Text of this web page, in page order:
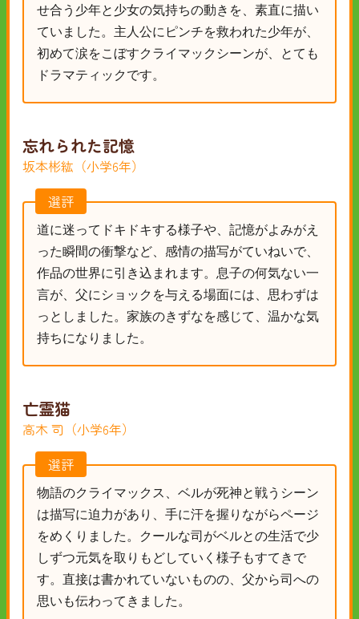
せ合う少年と少女の気持ちの動きを、素直に描い
ていました。主人公にピンチを救われた少年が、
初めて涙をこぼすクライマックシーンが、とても
ドラマティックです。
忘れられた記憶
坂本彬紘（小学6年）
選評
道に迷ってドキドキする様子や、記憶がよみがえ
った瞬間の衝撃など、感情の描写がていねいで、
作品の世界に引き込まれます。息子の何気ない一
言が、父にショックを与える場面には、思わずは
っとしました。家族のきずなを感じて、温かな気
持ちになりました。
亡霊猫
高木 司（小学6年）
選評
物語のクライマックス、ベルが死神と戦うシーン
は描写に迫力があり、手に汗を握りながらページ
をめくりました。クールな司がベルとの生活で少
しずつ元気を取りもどしていく様子もすてきで
す。直接は書かれていないものの、父から司への
思いも伝わってきました。